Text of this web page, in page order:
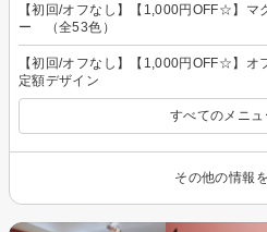
【初回/オフなし】【1,000円OFF☆】マ
ー （全53色）
【初回/オフなし】【1,000円OFF☆】オ
定額デザイン
すべてのメニュ
その他の情報